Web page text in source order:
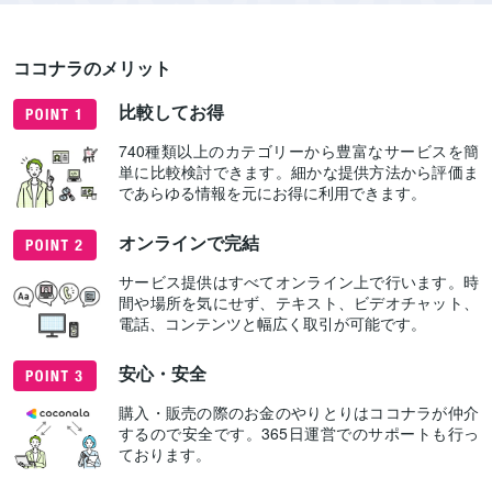
ココナラのメリット
比較してお得
740種類以上のカテゴリーから豊富なサービスを簡
単に比較検討できます。細かな提供方法から評価ま
であらゆる情報を元にお得に利用できます。
オンラインで完結
サービス提供はすべてオンライン上で行います。時
間や場所を気にせず、テキスト、ビデオチャット、
電話、コンテンツと幅広く取引が可能です。
安心・安全
購入・販売の際のお金のやりとりはココナラが仲介
するので安全です。365日運営でのサポートも行っ
ております。